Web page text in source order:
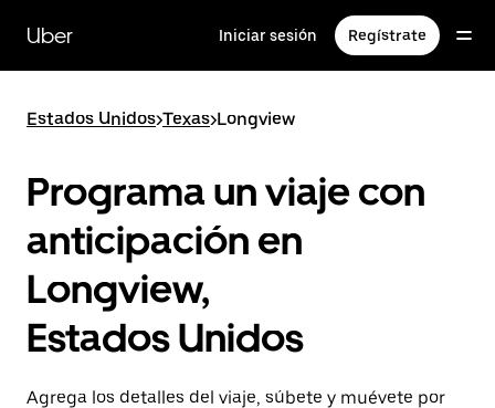
contenido
principal
Uber Iniciar sesión Regístrate
Estados Unidos>Texas>Longview
Programa un viaje con
anticipación en
Longview,
Estados Unidos
Agrega los detalles del viaje, súbete y muévete por